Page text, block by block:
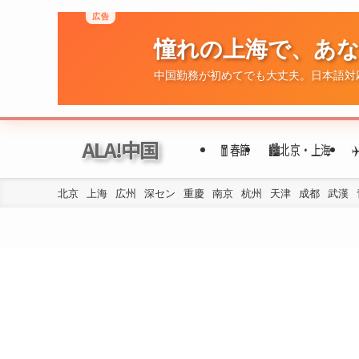
広告
憧れの上海で、あ
中国勤務が初めてでも大丈夫。日本語
ALA!中国 🧧春節 🏙️北京・上海
北京 上海 広州 深セン 重慶 南京 杭州 天津 成都 武漢